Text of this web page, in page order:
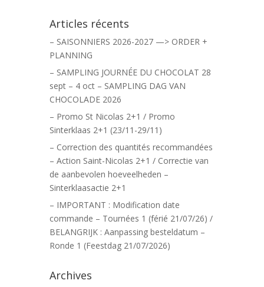
Articles récents
– SAISONNIERS 2026-2027 —> ORDER +
PLANNING
– SAMPLING JOURNÉE DU CHOCOLAT 28
sept – 4 oct – SAMPLING DAG VAN
CHOCOLADE 2026
– Promo St Nicolas 2+1 / Promo
Sinterklaas 2+1 (23/11-29/11)
– Correction des quantités recommandées
– Action Saint-Nicolas 2+1 / Correctie van
de aanbevolen hoeveelheden –
Sinterklaasactie 2+1
– IMPORTANT : Modification date
commande – Tournées 1 (férié 21/07/26) /
BELANGRIJK : Aanpassing besteldatum –
Ronde 1 (Feestdag 21/07/2026)
Archives